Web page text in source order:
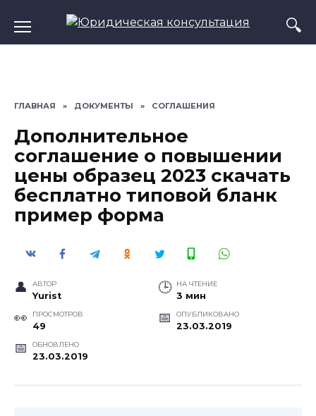
содержанию
ГЛАВНАЯ » ДОКУМЕНТЫ » СОГЛАШЕНИЯ
Дополнительное
соглашение о повышении
цены образец 2023 скачать
бесплатно типовой бланк
пример форма
АВТОР
Yurist
НА ЧТЕНИЕ
3 мин
ПРОСМОТРОВ
49
ОПУБЛИКОВАНО
23.03.2019
ОБНОВЛЕНО
23.03.2019